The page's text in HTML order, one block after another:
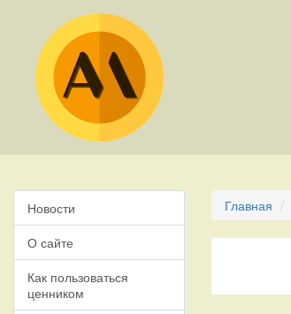
Новости
О сайте
Как пользоваться
ценником
Главная